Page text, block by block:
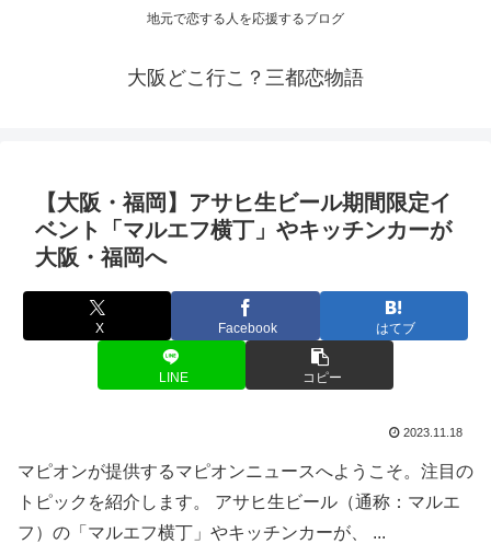
地元で恋する人を応援するブログ
大阪どこ行こ？三都恋物語
【大阪 ・福岡】アサヒ生ビール期間限定イ
ベント
「マルエフ横丁」やキッチンカーが
大阪 ・福岡へ
X Facebook はてブ
LINE コピー
2023.11.18
マピオンが提供するマピオンニュースへようこそ。注目の
トピックを紹介します。 アサヒ生ビール（通称：マルエ
フ）の「マルエフ横丁」やキッチンカーが、 ...